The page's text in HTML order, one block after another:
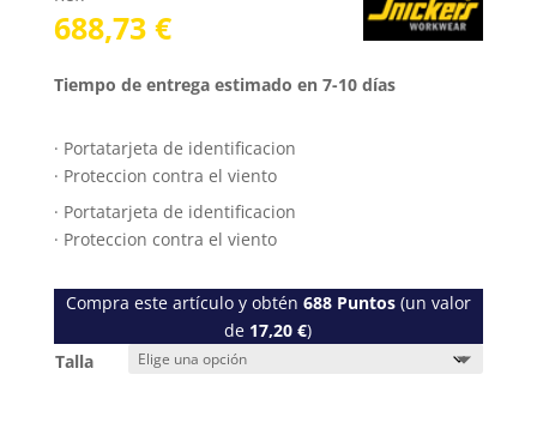
688,73 €
Tiempo de entrega estimado en 7-10 días
· Portatarjeta de identificacion
· Proteccion contra el viento
· Portatarjeta de identificacion
· Proteccion contra el viento
Compra este artículo y obtén 688Puntos(un valor
de 17,20€)
Talla